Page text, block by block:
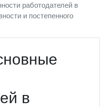
работодателей в
и постепенного
в